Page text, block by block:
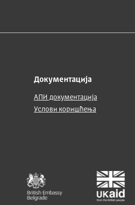
Документација
АПИ документација
Услови коришћења